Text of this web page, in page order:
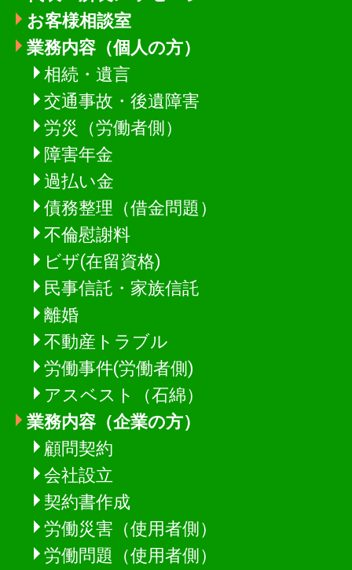
お客様相談室
業務内容（個人の方）
相続・遺言
交通事故・後遺障害
労災（労働者側）
障害年金
過払い金
債務整理（借金問題）
不倫慰謝料
ビザ(在留資格)
民事信託・家族信託
離婚
不動産トラブル
労働事件(労働者側)
アスベスト（石綿）
業務内容（企業の方）
顧問契約
会社設立
契約書作成
労働災害（使用者側）
労働問題（使用者側）